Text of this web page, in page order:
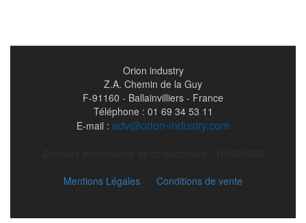
Orion industry
Z.A. Chemin de la Guy
F-91160 - Ballainvilliers - France
Téléphone : 01 69 34 53 11
E-mail : adv@orion-industry.com
Mentions Légales
Conditions de vente